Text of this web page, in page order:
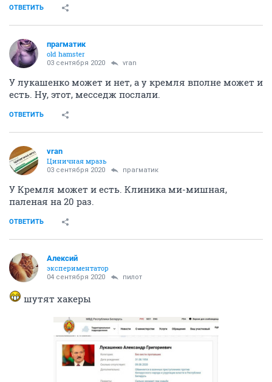
ОТВЕТИТЬ
прагматик
old hamster
03 сентября 2020 vran
У лукашенко может и нет, а у кремля вполне может и
есть. Ну, этот, месседж послали.
ОТВЕТИТЬ
vran
Циничная мразь
03 сентября 2020 прагматик
У Кремля может и есть. Клиника ми-мишная,
паленая на 20 раз.
ОТВЕТИТЬ
Алексий
экспериментатор
04 сентября 2020 пилот
шутят хакеры